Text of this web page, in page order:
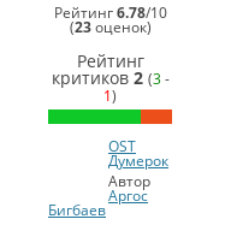
Рейтинг6.78/10
(23оценок)
Рейтинг
критиков 2 (3-
1)
OST
Думерок
Автор
Аргос
Бигбаев